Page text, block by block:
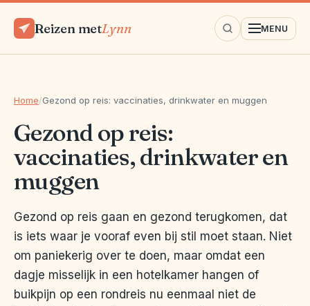
Reizen metLynn MENU
Home/Gezond op reis: vaccinaties, drinkwater en muggen
Gezond op reis:
vaccinaties, drinkwater en
muggen
Gezond op reis gaan en gezond terugkomen, dat
is iets waar je vooraf even bij stil moet staan. Niet
om paniekerig over te doen, maar omdat een
dagje misselijk in een hotelkamer hangen of
buikpijn op een rondreis nu eenmaal niet de